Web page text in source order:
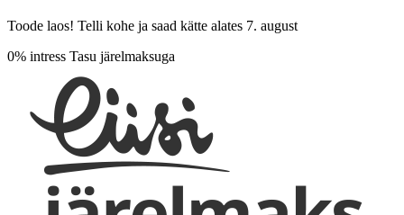
Toode laos! Telli kohe ja saad kätte alates 7. august
0% intress Tasu järelmaksuga